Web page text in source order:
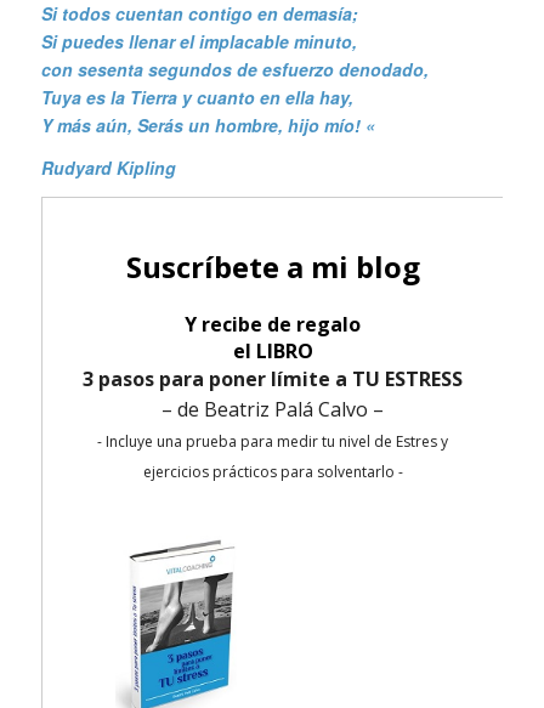
Si todos cuentan contigo en demasía;
Si puedes llenar el implacable minuto,
con sesenta segundos de esfuerzo denodado,
Tuya es la Tierra y cuanto en ella hay,
Y más aún, Serás un hombre, hijo mío! «
Rudyard Kipling